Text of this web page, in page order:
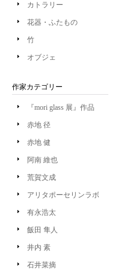
カトラリー
花器・ふたもの
竹
オブジェ
作家カテゴリー
『mori glass 展』作品
赤地 径
赤地 健
阿南 維也
荒賀文成
アリタポーセリンラボ
有永浩太
飯田 隼人
井内 素
石井菜摘